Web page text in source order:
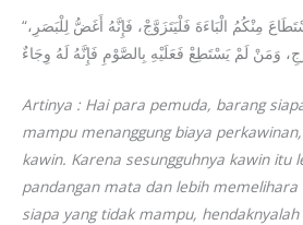
“يَا مَعْشَرَ الشَّبَابِ، مَنِ اسْتَطَاعَ مِنْكُمُ الْبَاءَةَ فَلْيَتَزَوَّجْ، فَإِنَّهُ أَغَضُّ لِلْبَصَرِ،
Artinya : Hai para pemuda, barang
mampu menanggung biaya
kawin. Karena sesungguhnya kawin itu
pandangan mata dan lebih
siapa yang tidak mampu,